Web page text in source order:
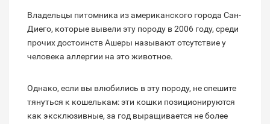
Владельцы питомника из американского города Сан-
Диего, которые вывели эту породу в 2006 году, среди
прочих достоинств Ашеры называют отсутствие у
человека аллергии на это животное.
Однако, если вы влюбились в эту породу, не спешите
тянуться к кошелькам: эти кошки позиционируются
как эксклюзивные, за год выращивается не более